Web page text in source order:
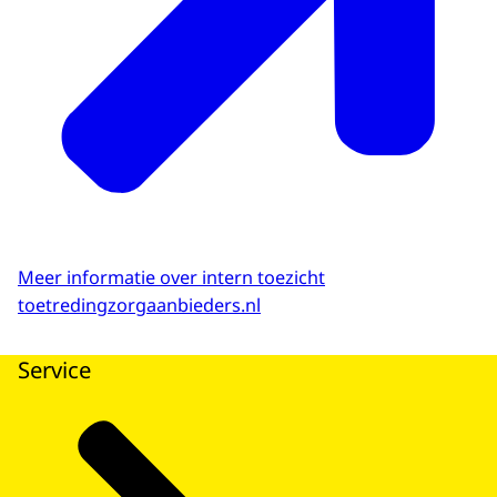
Meer informatie over intern toezicht
toetredingzorgaanbieders.nl
Service